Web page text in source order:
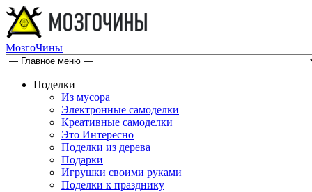
МозгоЧины
Поделки
Из мусора
Электронные самоделки
Креативные самоделки
Это Интересно
Поделки из дерева
Подарки
Игрушки своими руками
Поделки к празднику